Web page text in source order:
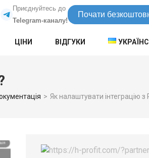
Приєднуйтесь до
Telegram-каналу!
Почати
ЦІНИ ВІДГУКИ
> Як налаштувати інтеграцію з